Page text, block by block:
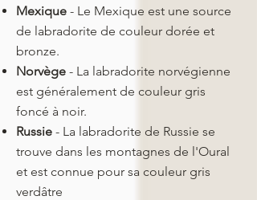
Mexique - Le Mexique est une source
de labradorite de couleur dorée et
bronze.​
Norvège - La labradorite norvégienne
est généralement de couleur gris
foncé à noir.​
Russie - La labradorite de Russie se
trouve dans les montagnes de l'Oural
et est connue pour sa couleur gris
verdâtre